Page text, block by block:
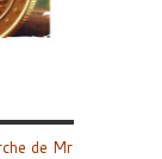
de Mr